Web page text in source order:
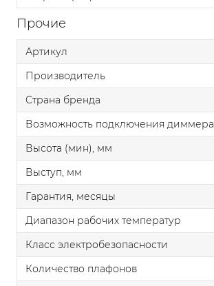
Прочие
Артикул
Производитель
Страна бренда
Возможность подключения диммера
Высота (мин), мм
Выступ, мм
Гарантия, месяцы
Диапазон рабочих температур
Класс электробезопасности
Количество плафонов